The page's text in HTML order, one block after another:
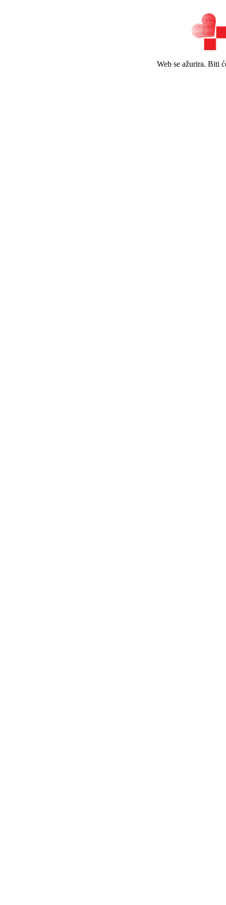
Web se ažurira. Biti